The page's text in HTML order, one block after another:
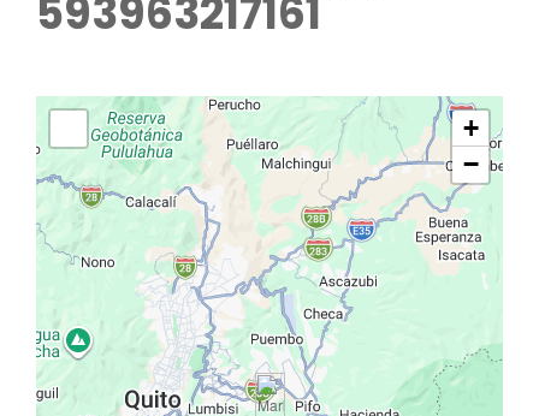
593963217161
+
−